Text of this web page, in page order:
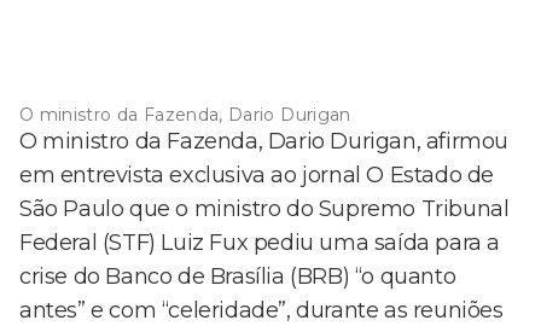
O ministro da Fazenda, Dario Durigan
O ministro da Fazenda, Dario Durigan, afirmou
em entrevista exclusiva ao jornal O Estado de
São Paulo que o ministro do Supremo Tribunal
Federal (STF) Luiz Fux pediu uma saída para a
crise do Banco de Brasília (BRB) “o quanto
antes” e com “celeridade”, durante as reuniões